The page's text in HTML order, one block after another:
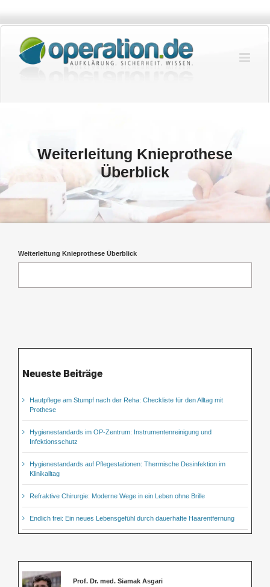
springen
Weiterleitung Knieprothese
Überblick
Weiterleitung Knieprothese Überblick
Neueste Beiträge
Hautpflege am Stumpf nach der Reha: Checkliste für den Alltag mit
Prothese
Hygienestandards im OP-Zentrum: Instrumentenreinigung und
Infektionsschutz
Hygienestandards auf Pflegestationen: Thermische Desinfektion im
Klinikalltag
Refraktive Chirurgie: Moderne Wege in ein Leben ohne Brille
Endlich frei: Ein neues Lebensgefühl durch dauerhafte Haarentfernung
Prof. Dr. med. Siamak Asgari